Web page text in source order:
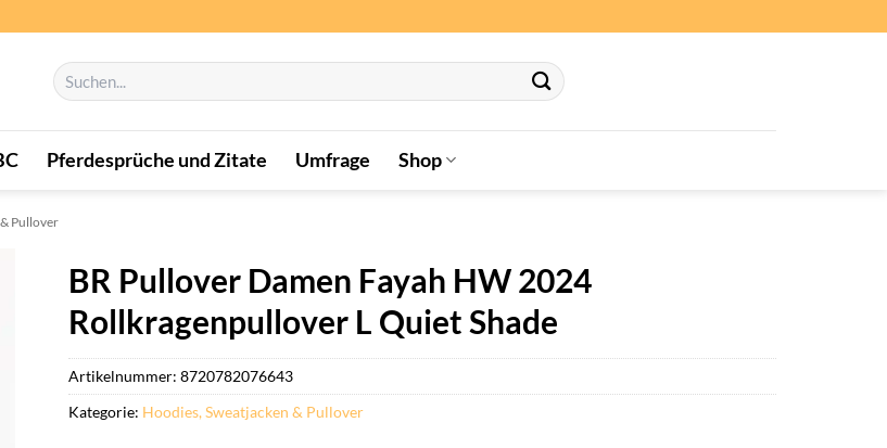
Suchen
nach:
Pferdesprüche und Zitate Umfrage Shop
Pullover
BR Pullover Damen Fayah HW 2024
Rollkragenpullover L Quiet Shade
Artikelnummer: 8720782076643
Kategorie: Hoodies, Sweatjacken & Pullover